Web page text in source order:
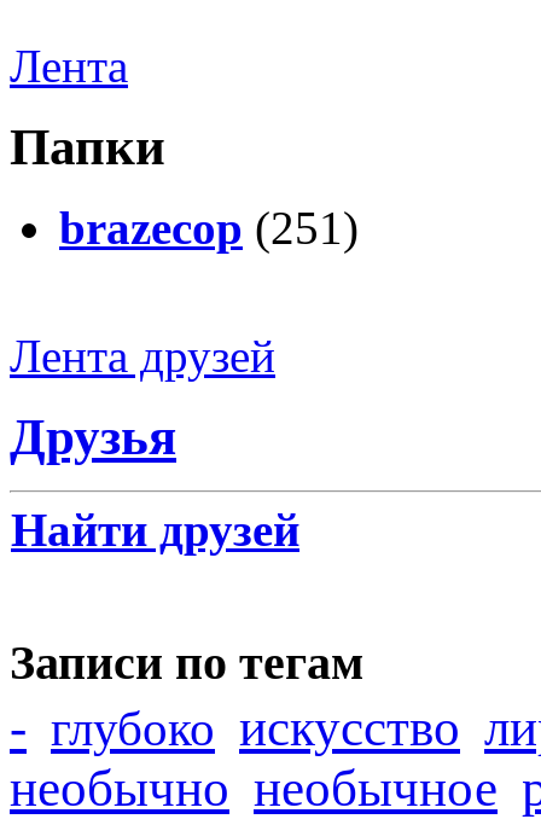
Лента
Папки
brazecop (251)
Лента друзей
Друзья
Найти друзей
Записи по тегам
- глубоко искусство
необычно необычное